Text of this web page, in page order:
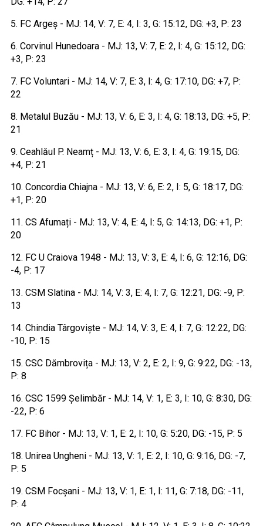
5. FC Argeș - MJ: 14, V: 7, E: 4, I: 3, G: 15:12, DG: +3, P: 23
6. Corvinul Hunedoara - MJ: 13, V: 7, E: 2, I: 4, G: 15:12, DG:
+3, P: 23
7. FC Voluntari - MJ: 14, V: 7, E: 3, I: 4, G: 17:10, DG: +7, P:
22
8. Metalul Buzău - MJ: 13, V: 6, E: 3, I: 4, G: 18:13, DG: +5, P:
21
9. Ceahlăul P. Neamț - MJ: 13, V: 6, E: 3, I: 4, G: 19:15, DG:
+4, P: 21
10. Concordia Chiajna - MJ: 13, V: 6, E: 2, I: 5, G: 18:17, DG:
+1, P: 20
11. CS Afumați - MJ: 13, V: 4, E: 4, I: 5, G: 14:13, DG: +1, P:
20
12. FC U Craiova 1948 - MJ: 13, V: 3, E: 4, I: 6, G: 12:16, DG:
-4, P: 17
13. CSM Slatina - MJ: 14, V: 3, E: 4, I: 7, G: 12:21, DG: -9, P:
13
14. Chindia Târgoviște - MJ: 14, V: 3, E: 4, I: 7, G: 12:22, DG:
-10, P: 15
15. CSC Dămbrovița - MJ: 13, V: 2, E: 2, I: 9, G: 9:22, DG: -13,
P: 8
16. CSC 1599 Șelimbăr - MJ: 14, V: 1, E: 3, I: 10, G: 8:30, DG:
-22, P: 6
17. FC Bihor - MJ: 13, V: 1, E: 2, I: 10, G: 5:20, DG: -15, P: 5
18. Unirea Ungheni - MJ: 13, V: 1, E: 2, I: 10, G: 9:16, DG: -7,
P: 5
19. CSM Focșani - MJ: 13, V: 1, E: 1, I: 11, G: 7:18, DG: -11,
P: 4